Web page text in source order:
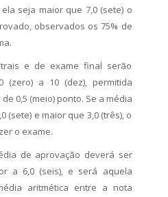
seja maior que 7,0 (sete) o
observados os 75% de
e de exame final serão
(zero) a 10 (dez), permitida
0,5 (meio) ponto. Se a média
(sete) e maior que 3,0 (três), o
o exame.
de aprovação deverá ser
a 6,0 (seis), e será aquela
aritmética entre a nota